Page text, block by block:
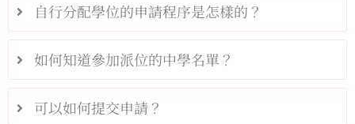
自行分配學位的申請程序是怎樣的？
如何知道參加派位的中學名單？
可以如何提交申請？